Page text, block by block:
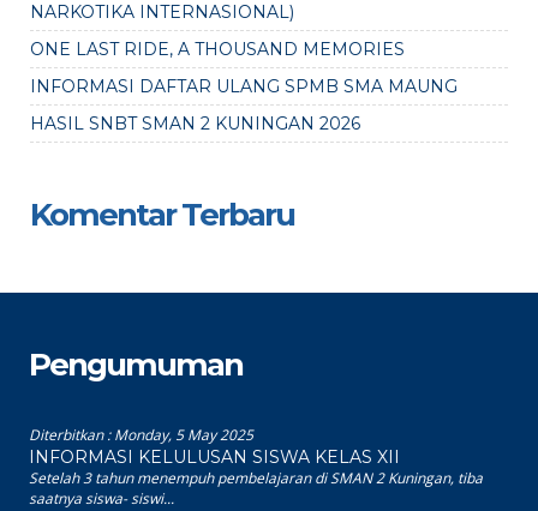
NARKOTIKA INTERNASIONAL)
ONE LAST RIDE, A THOUSAND MEMORIES
INFORMASI DAFTAR ULANG SPMB SMA MAUNG
HASIL SNBT SMAN 2 KUNINGAN 2026
Komentar Terbaru
Pengumuman
Diterbitkan :Monday, 5 May 2025
INFORMASI KELULUSAN SISWA KELAS XII
Setelah 3 tahun menempuh pembelajaran di SMAN 2 Kuningan, tiba
saatnya siswa- siswi...